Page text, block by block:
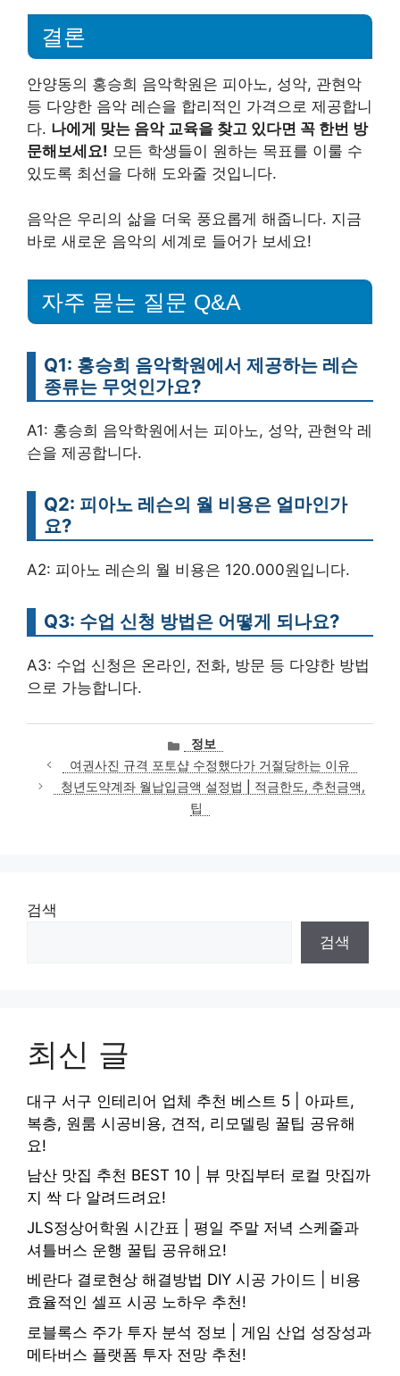
결론
안양동의 홍승희 음악학원은 피아노, 성악, 관현악
등 다양한 음악 레슨을 합리적인 가격으로 제공합니
다. 나에게 맞는 음악 교육을 찾고 있다면 꼭 한번 방
문해보세요! 모든 학생들이 원하는 목표를 이룰 수
있도록 최선을 다해 도와줄 것입니다.
음악은 우리의 삶을 더욱 풍요롭게 해줍니다. 지금
바로 새로운 음악의 세계로 들어가 보세요!
자주 묻는 질문 Q&A
Q1: 홍승희 음악학원에서 제공하는 레슨
종류는 무엇인가요?
A1: 홍승희 음악학원에서는 피아노, 성악, 관현악 레
슨을 제공합니다.
Q2: 피아노 레슨의 월 비용은 얼마인가
요?
A2: 피아노 레슨의 월 비용은 120.000원입니다.
Q3: 수업 신청 방법은 어떻게 되나요?
A3: 수업 신청은 온라인, 전화, 방문 등 다양한 방법
으로 가능합니다.
카
테
고
리
정보
여권사진 규격 포토샵 수정했다가 거절당하는 이유
청년도약계좌 월납입금액 설정법 | 적금한도, 추천금액,
팁
검색
검색
최신 글
대구 서구 인테리어 업체 추천 베스트 5 | 아파트,
복층, 원룸 시공비용, 견적, 리모델링 꿀팁 공유해
요!
남산 맛집 추천 BEST 10 | 뷰 맛집부터 로컬 맛집까
지 싹 다 알려드려요!
JLS정상어학원 시간표 | 평일 주말 저녁 스케줄과
셔틀버스 운행 꿀팁 공유해요!
베란다 결로현상 해결방법 DIY 시공 가이드 | 비용
효율적인 셀프 시공 노하우 추천!
로블록스 주가 투자 분석 정보 | 게임 산업 성장성과
메타버스 플랫폼 투자 전망 추천!